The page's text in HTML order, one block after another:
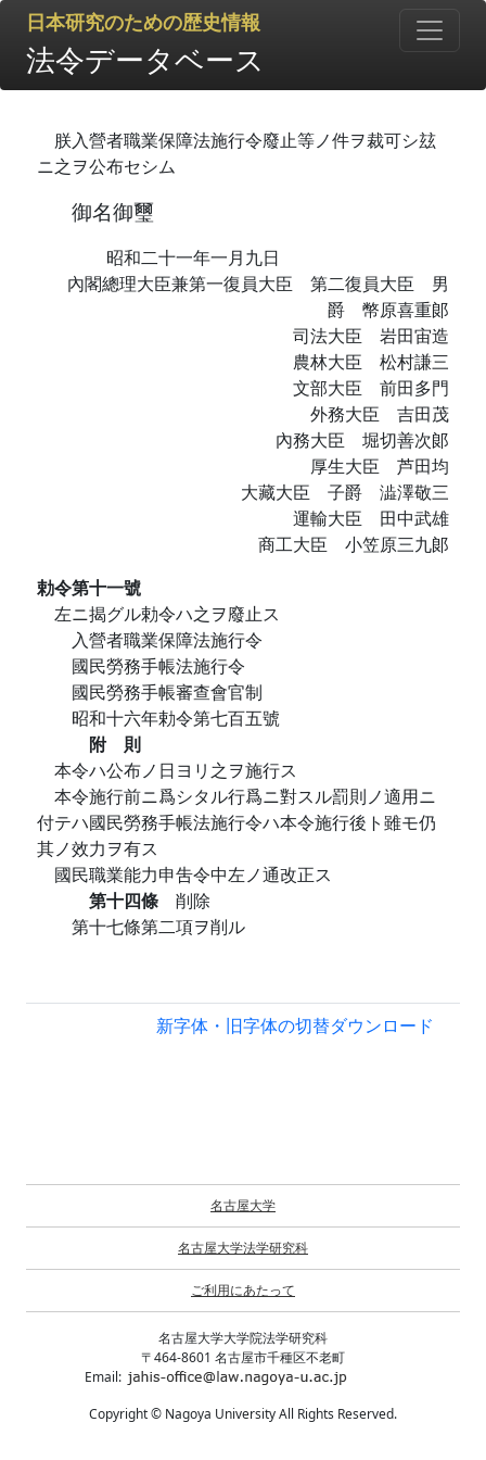
日本研究のための歴史情報
法令データベース
朕入營者職業保障法施行令廢止等ノ件ヲ裁可シ玆
ニ之ヲ公布セシム
御名御璽
昭和二十一年一月九日
內閣總理大臣兼第一復員大臣 第二復員大臣 男
爵 幣原喜重郞
司法大臣 岩田宙造
農林大臣 松村謙三
文部大臣 前田多門
外務大臣 吉田茂
內務大臣 堀切善次郞
厚生大臣 芦田均
大藏大臣 子爵 澁澤敬三
運輸大臣 田中武雄
商工大臣 小笠原三九郞
勅令第十一號
左ニ揭グル勅令ハ之ヲ廢止ス
入營者職業保障法施行令
國民勞務手帳法施行令
國民勞務手帳審查會官制
昭和十六年勅令第七百五號
附 則
本令ハ公布ノ日ヨリ之ヲ施行ス
本令施行前ニ爲シタル行爲ニ對スル罰則ノ適用ニ
付テハ國民勞務手帳法施行令ハ本令施行後ト雖モ仍
其ノ效力ヲ有ス
國民職業能力申吿令中左ノ通改正ス
第十四條 削除
第十七條第二項ヲ削ル
新字体・旧字体の切替ダウンロード
名古屋大学
名古屋大学法学研究科
ご利用にあたって
名古屋大学大学院法学研究科
〒464-8601 名古屋市千種区不老町
Email:
Copyright © Nagoya University All Rights Reserved.